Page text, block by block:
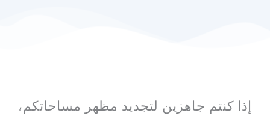
إذا كنتم جاهزين لتجديد مظهر مساحاتكم،